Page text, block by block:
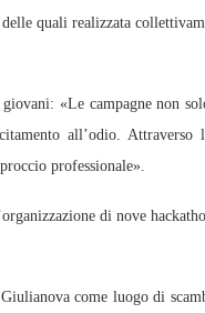
quali realizzata
«Le campagne non
all’odio.
professionale».
di nove
come luogo di